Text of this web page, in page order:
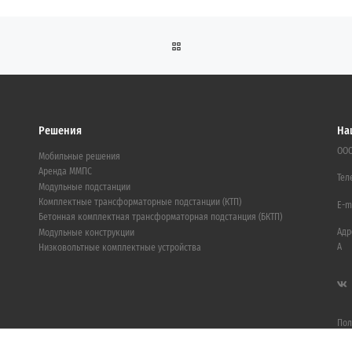
Решения
Мобильные решения
Аренда ММПС
Модульные подстанции
Комплектные трансформаторные подстанции (КТП)
Бетонная комплектная трансформаторная подстанция (БКТП)
Модульные конструкции
Низковольтные комплектные устройства
E-
А